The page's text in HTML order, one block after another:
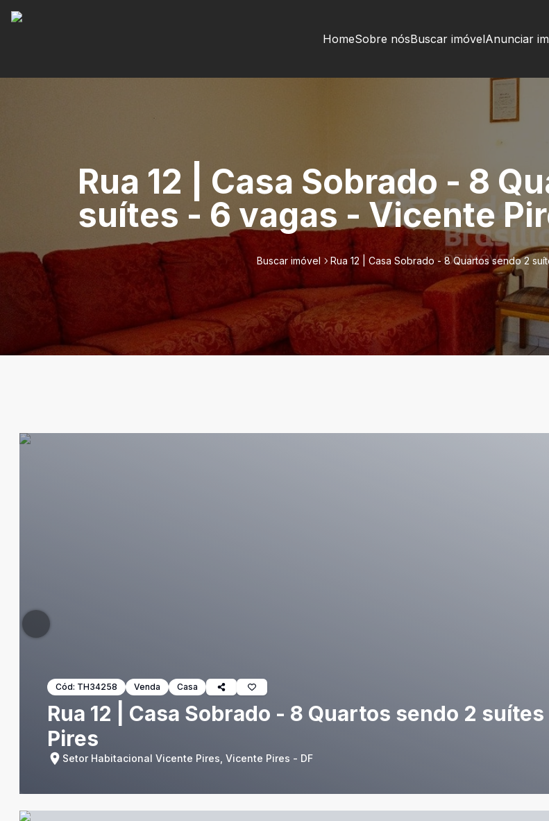
HomeSobre nósBuscar imóvelAnunciar
Rua 12 | Casa Sobrado - 8
suítes - 6 vagas - Vicente
Buscar imóvel Rua 12 | Casa Sobrado - 8 Quartos sendo 2
Cód: TH34258 Venda Casa
Rua 12 | Casa Sobrado - 8 Quartos sendo 2
Pires
Setor Habitacional Vicente Pires, Vicente Pires - DF